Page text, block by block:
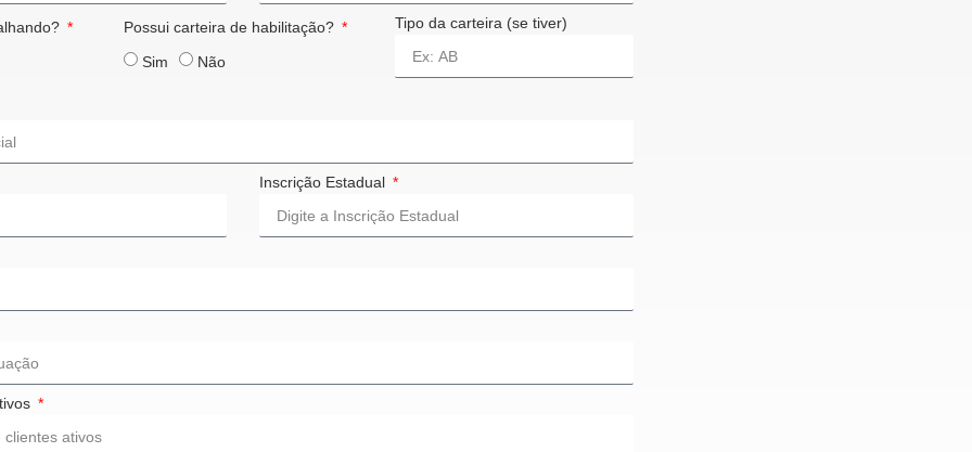
Possui carteira de habilitação?
Sim
Não
Tipo da carteira (se tiver)
Inscrição Estadual